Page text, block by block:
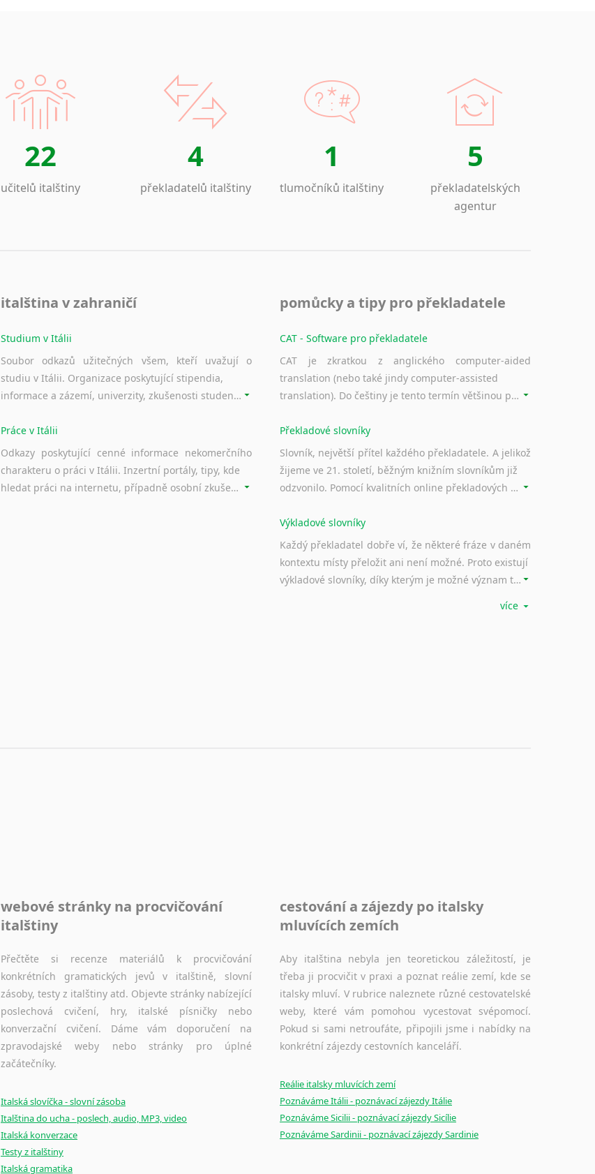
22
učitelů italštiny
4
překladatelů italštiny
1
tlumočníků italštiny
5
překladatelských
agentur
italština v zahraničí
Studium v Itálii
Soubor odkazů užitečných všem, kteří uvažují o
studiu v Itálii. Organizace poskytující stipendia,
informace a zázemí, univerzity, zkušenosti studentů.
Práce v Itálii
Odkazy poskytující cenné informace nekomerčního
charakteru o práci v Itálii. Inzertní portály, tipy, kde
hledat práci na internetu, případně osobní zkušenosti ostatních.
pomůcky a tipy pro překladatele
CAT - Software pro překladatele
CAT je zkratkou z anglického computer-aided
translation (nebo také jindy computer-assisted
translation). Do češtiny je tento termín většinou překládán jako počítačem podporovaný překlad či překlad podporovaný počítačem. Nástroje CAT ukládají překládané fráze a při dalším překladu vám je automaticky nabízejí, takže se již nemusíte zdržovat s jejich dalším překládáním.
Překladové slovníky
Slovník, největší přítel každého překladatele. A jelikož
žijeme ve 21. století, běžným knižním slovníkům již
odzvonilo. Pomocí kvalitních online překladových slovníků již nemusíte únavně listovat alfabetickým schématem uspořádání, stačí napsat vstupní frázi a dřív, než řeknete švec, vyskočí vám hledaný výraz.
Výkladové slovníky
Každý překladatel dobře ví, že některé fráze v daném
kontextu místy přeložit ani není možné. Proto existují
výkladové slovníky, díky kterým je možné význam takovýchto frází rozklíčovat.
Jazykové korpusy
Jazykový korpus je elektronický soubor autentických
Ostatní pomůcky pro překladatele
Mix pomůcek, jež mají potenciál pomoci překladateli
v jeho činnosti. Může se jednat o technické pomůcky
více
webové stránky na procvičování
italštiny
Přečtěte si recenze materiálů k procvičování
konkrétních gramatických jevů v italštině, slovní
zásoby, testy z italštiny atd. Objevte stránky nabízející
poslechová cvičení, hry, italské písničky nebo
konverzační cvičení. Dáme vám doporučení na
zpravodajské weby nebo stránky pro úplné
začátečníky.
Italská slovíčka - slovní zásoba
Italština do ucha - poslech, audio, MP3, video
Italská konverzace
Testy z italštiny
Italská gramatika
cestování a zájezdy po italsky
mluvících zemích
Aby italština nebyla jen teoretickou záležitostí, je
třeba ji procvičit v praxi a poznat reálie zemí, kde se
italsky mluví. V rubrice naleznete různé cestovatelské
weby, které vám pomohou vycestovat svépomocí.
Pokud si sami netroufáte, připojili jsme i nabídky na
konkrétní zájezdy cestovních kanceláří.
Reálie italsky mluvících zemí
Poznáváme Itálii - poznávací zájezdy Itálie
Poznáváme Sicilii - poznávací zájezdy Sicílie
Poznáváme Sardinii - poznávací zájezdy Sardinie